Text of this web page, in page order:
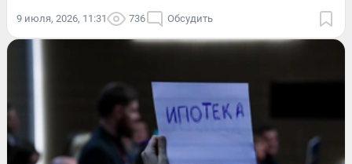
9 июля, 2026, 11:31 736 Обсудить